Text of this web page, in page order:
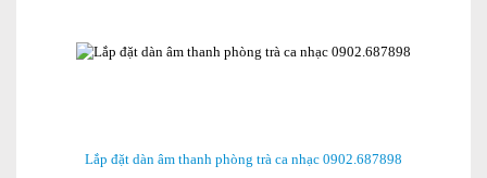
Lắp đặt dàn âm thanh phòng trà ca nhạc 0902.687898